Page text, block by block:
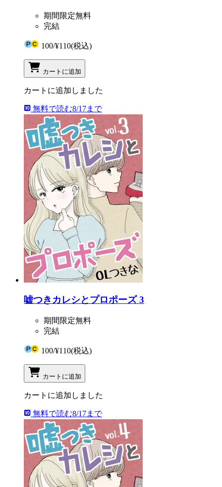
期間限定無料
完結
100/¥110(税込)
カートに追加
カートに追加しました
無料で読む8/17まで
嘘つきカレシとプロポーズ 3
期間限定無料
完結
100/¥110(税込)
カートに追加
カートに追加しました
無料で読む8/17まで